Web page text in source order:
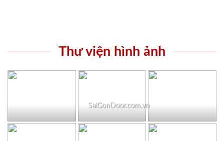
Thư viện hình ảnh
SaiGonDoor.com.vn